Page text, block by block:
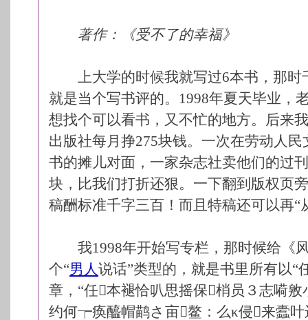
著作：《受不了的幸福》
上大学的时候我就写过6本书，那时
就是当个写书评的。1998年夏天毕业，
想找个可以看书，又不忙的地方。后来
出版社每月挣275块钱。一次在劳动人
书的摊儿对面，一家杂志社卖他们的过
块，比我们打折还狠。一下翻到版权页
稿酬标准千字三百！而且特稿还可以再“
我1998年开始写专栏，那时候给《
个“男人说话”类型的，就是书里所有以“
章，“任本褪恰叭思摇保梢员３志嗬
约何┮痪醯帽鹋さ亩鳌：么κ侵来蠹